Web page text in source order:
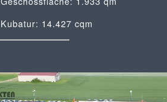
Kubatur: 14.427 cqm